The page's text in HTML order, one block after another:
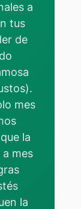
a
tus
de
mes
la
mes
la